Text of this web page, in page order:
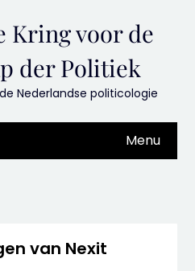
Kring voor de
der Politiek
Nederlandse politicologie
Menu
van Nexit